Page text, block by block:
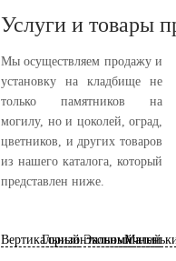
Услуги и товары
Мы осуществляем продажу и
установку на кладбище не
только памятников на
могилу, но и цоколей, оград,
цветников, и других товаров
из нашего каталога, который
представлен ниже.
ВертикальныйГоризонтальный
Экономичный